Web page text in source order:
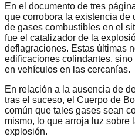
En el documento de tres
que corrobora la existencia
de gases combustibles en el
fue el catalizador de la
deflagraciones. Estas últimas
edificaciones colindantes,
en vehículos en las cercanías.
En relación a la ausencia de
tras el suceso, el Cuerpo de
común que tales gases sean
mismo, lo que arroja luz sobre
explosión.